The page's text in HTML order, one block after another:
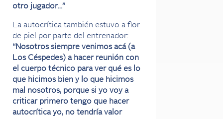
otro jugador…”
La autocrítica también estuvo a flor
de piel por parte del entrenador:
“Nosotros siempre venimos acá (a
Los Céspedes) a hacer reunión con
el cuerpo técnico para ver qué es lo
que hicimos bien y lo que hicimos
mal nosotros, porque si yo voy a
criticar primero tengo que hacer
autocrítica yo, no tendría valor